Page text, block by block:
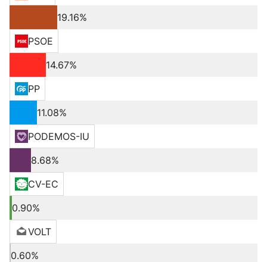
19.16%
PSOE
14.67%
PP
11.08%
PODEMOS-IU
8.68%
CV-EC
0.90%
VOLT
0.60%